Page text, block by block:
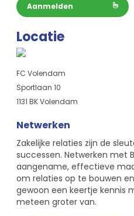
Aanmelden
Locatie
FC Volendam
Sportlaan 10
1131 BK Volendam
Netwerken
Zakelijke relaties zijn de
successen. Netwerken met
aangename, effectieve
om relaties op te bouwen
gewoon een keertje kennis
meteen groter van.